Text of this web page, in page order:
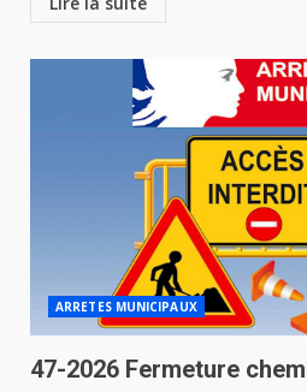
ARRETES MUNICIPAUX
47-2026 Fermeture